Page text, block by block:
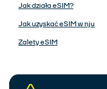
Jak działa eSIM?
Jak uzyskać eSIM w nju
Zalety eSIM